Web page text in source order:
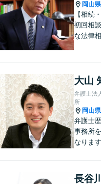
岡山県
【相続
初回相
な法律
んなさ
せん。
い。【
【専用
大山
弁護士法
所
岡山県
弁護士
事務所
なりま
も「近
長谷